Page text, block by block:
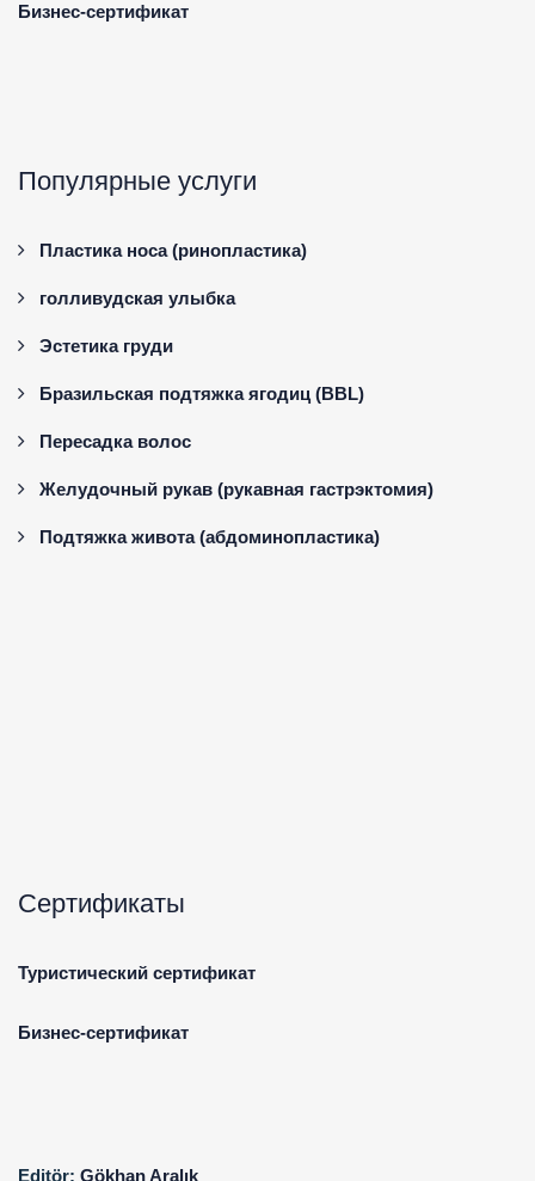
Бизнес-сертификат
Популярные услуги
Пластика носа (ринопластика)
голливудская улыбка
Эстетика груди
Бразильская подтяжка ягодиц (BBL)
Пересадка волос
Желудочный рукав (рукавная гастрэктомия)
Подтяжка живота (абдоминопластика)
Сертификаты
Туристический сертификат
Бизнес-сертификат
Editör: Gökhan Aralık